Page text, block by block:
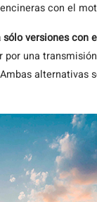
con el
versiones con
por una